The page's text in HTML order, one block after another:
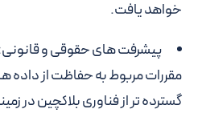
خواهد یافت.
پیشرفت های حقوقی و قانونی:
مقررات مربوط به حفاظت از داده
گسترده تر از فناوری بلاکچین در